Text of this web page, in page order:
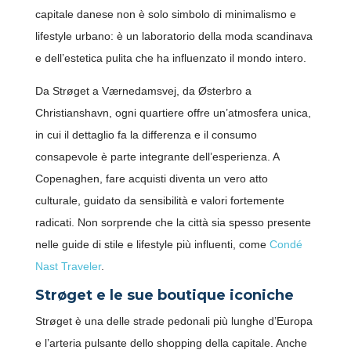
capitale danese non è solo simbolo di minimalismo e
lifestyle urbano: è un laboratorio della moda scandinava
e dell’estetica pulita che ha influenzato il mondo intero.
Da Strøget a Værnedamsvej, da Østerbro a
Christianshavn, ogni quartiere offre un’atmosfera unica,
in cui il dettaglio fa la differenza e il consumo
consapevole è parte integrante dell’esperienza. A
Copenaghen, fare acquisti diventa un vero atto
culturale, guidato da sensibilità e valori fortemente
radicati. Non sorprende che la città sia spesso presente
nelle guide di stile e lifestyle più influenti, come Condé
Nast Traveler.
Strøget e le sue boutique iconiche
Strøget è una delle strade pedonali più lunghe d’Europa
e l’arteria pulsante dello shopping della capitale. Anche